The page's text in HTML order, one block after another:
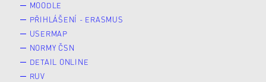
MOODLE
PŘIHLÁŠENÍ - ERASMUS
USERMAP
NORMY ČSN
DETAIL ONLINE
RUV